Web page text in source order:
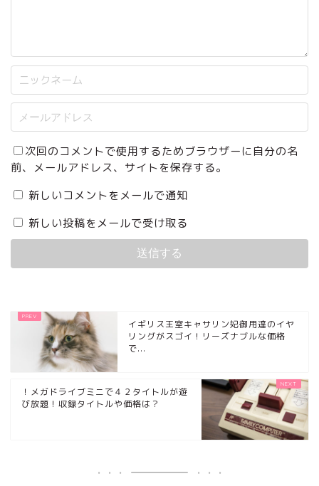
次回のコメントで使用するためブラウザーに自分の名
前、メールアドレス、サイトを保存する。
新しいコメントをメールで通知
新しい投稿をメールで受け取る
イギリス王室キャサリン妃御用達のイヤ
リングがスゴイ！リーズナブルな価格
で...
！メガドライブミニで４２タイトルが遊
び放題！収録タイトルや価格は？